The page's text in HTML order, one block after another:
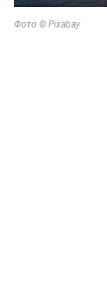
Фото © Pixabay